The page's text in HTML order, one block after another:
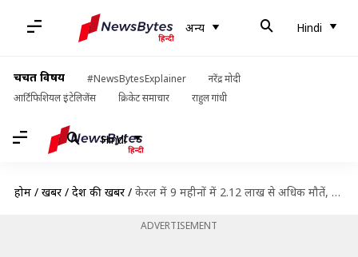
अन्य Hindi
चर्चित विषय #NewsBytesExplainer
नरेंद्र मोदी
आर्टिफिशियल इंटेलिजेंस
क्रिकेट समाचार राहुल गांधी
Hindi
होम / खबरें / देश की खबरें / केरल में 9 महीनों में 2.12 लाख से अधिक मौतें, कोरोना वायरस महामारी से बढ़ा ग्राफ
ADVERTISEMENT